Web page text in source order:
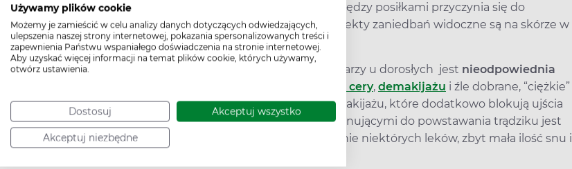
Używamy plików cookie
Możemy je zamieścić w celu analizy danych dotyczących odwiedzających,
ulepszenia naszej strony internetowej, pokazania spersonalizowanych treści i
zapewnienia Państwu wspaniałego doświadczenia na stronie internetowej.
Aby uzyskać więcej informacji na temat plików cookie, których używamy,
otwórz ustawienia.
Dostosuj Akceptuj wszystko
Akceptuj niezbędne
produktów, nieregularne jedzenie i podjadanie między posiłkami przyczynia się do
nieprawidłowego funkcjonowania organizmu, a efekty zaniedbań widoczne są na skórze w
postaci wyprysków i stanów zapalnych.
Trzecią przyczyną wyprysków i zaskórników na twarzy u dorosłych jest nieodpowiednia
oczyszczania cery, demakijażu i źle dobrane, “ciężkie”
kosmetyki używane do codziennej pielęgnacji i makijażu, które dodatkowo blokują ujścia
gruczołów łojowych. Innymi czynnikami predysponującymi do powstawania trądziku jest
palenie tytoniu, spożywanie alkoholu, przyjmowanie niektórych leków, zbyt mała ilość snu i